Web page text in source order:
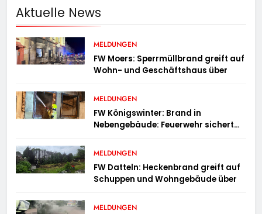
Aktuelle News
MELDUNGEN
FW Moers: Sperrmüllbrand greift auf
Wohn- und Geschäftshaus über
MELDUNGEN
FW Königswinter: Brand in
Nebengebäude: Feuerwehr sichert
MELDUNGEN
FW Datteln: Heckenbrand greift auf
Schuppen und Wohngebäude über
MELDUNGEN